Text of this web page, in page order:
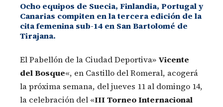
Ocho equipos de Suecia, Finlandia, Portugal y
Canarias compiten en la tercera edición de la
cita femenina sub-14 en San Bartolomé de
Tirajana.
El Pabellón de la Ciudad Deportiva» Vicente
del Bosque«, en Castillo del Romeral, acogerá
la próxima semana, del jueves 11 al domingo 14,
la celebración del «III Torneo Internacional